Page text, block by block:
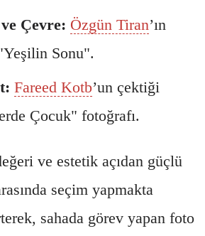
Çevre: Özgün Tiran’ın
Sonu".
Fareed Kotb’un çektiği
Çocuk" fotoğrafı.
ve estetik açıdan güçlü
seçim yapmakta
sahada görev yapan foto